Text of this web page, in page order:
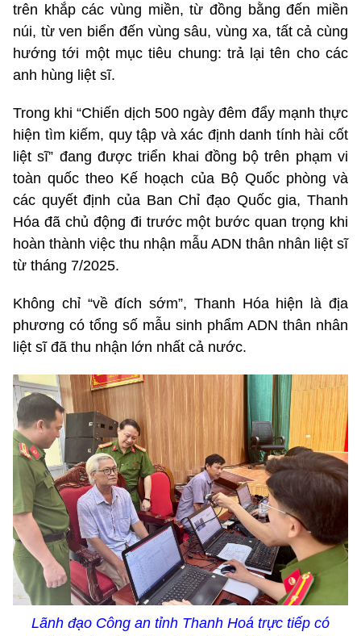
trên khắp các vùng miền, từ đồng bằng đến miền
núi, từ ven biển đến vùng sâu, vùng xa, tất cả cùng
hướng tới một mục tiêu chung: trả lại tên cho các
anh hùng liệt sĩ.
Trong khi “Chiến dịch 500 ngày đêm đẩy mạnh thực
hiện tìm kiếm, quy tập và xác định danh tính hài cốt
liệt sĩ” đang được triển khai đồng bộ trên phạm vi
toàn quốc theo Kế hoạch của Bộ Quốc phòng và
các quyết định của Ban Chỉ đạo Quốc gia, Thanh
Hóa đã chủ động đi trước một bước quan trọng khi
hoàn thành việc thu nhận mẫu ADN thân nhân liệt sĩ
từ tháng 7/2025.
Không chỉ “về đích sớm”, Thanh Hóa hiện là địa
phương có tổng số mẫu sinh phẩm ADN thân nhân
liệt sĩ đã thu nhận lớn nhất cả nước.
Lãnh đạo Công an tỉnh Thanh Hoá trực tiếp có